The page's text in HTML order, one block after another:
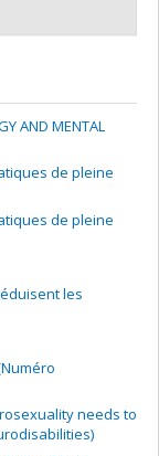
AND MENTAL
de pleine
de pleine
les
needs to